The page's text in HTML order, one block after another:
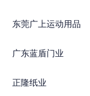
东莞广上运动用品
广东蓝盾门业
正隆纸业